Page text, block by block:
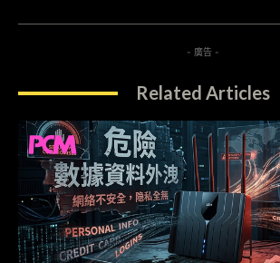
- 廣告 -
Related Articles